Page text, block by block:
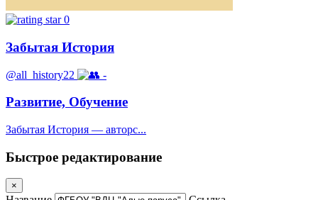
0
Забытая История
@all_history22 -
Развитие, Обучение
Забытая История — авторс...
Быстрое редактирование
×